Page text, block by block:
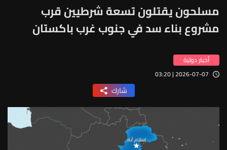
مسلحون يقتلون تسعة شرطيين قرب
مشروع بناء سد في جنوب غرب باكستان
أخبار دولية
2026-07-07 | 03:20
شارك